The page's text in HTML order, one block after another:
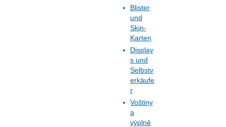
Blister
und
Skin-
Karten
Display
s und
Selbstv
erkäufe
r
Voštiny
a
výplně